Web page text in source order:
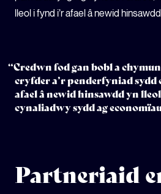
lleol i fynd i’r afael â newid
“Credwn fod gan bobl a
cryfder a’r penderfyniad sydd
afael â newid hinsawdd yn
cynaliadwy sydd ag
Partneriaid